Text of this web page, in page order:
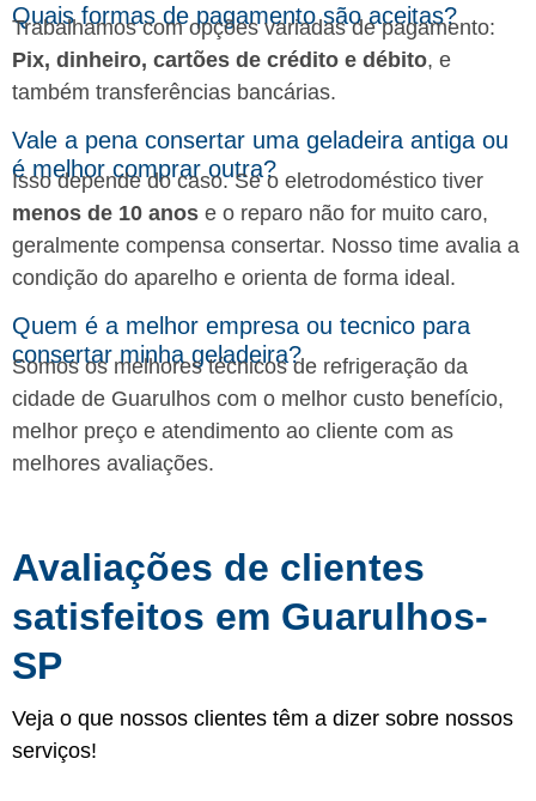
Quais formas de pagamento são aceitas?
Trabalhamos com opções variadas de pagamento:
Pix, dinheiro, cartões de crédito e débito, e
também transferências bancárias.
Vale a pena consertar uma geladeira antiga ou
é melhor comprar outra?
Isso depende do caso. Se o eletrodoméstico tiver
menos de 10 anos e o reparo não for muito caro,
geralmente compensa consertar. Nosso time avalia a
condição do aparelho e orienta de forma ideal.
Quem é a melhor empresa ou tecnico para
consertar minha geladeira?
Somos os melhores técnicos de refrigeração da
cidade de Guarulhos com o melhor custo benefício,
melhor preço e atendimento ao cliente com as
melhores avaliações.
Avaliações de clientes
satisfeitos em Guarulhos-
SP
Veja o que nossos clientes têm a dizer sobre nossos
serviços!